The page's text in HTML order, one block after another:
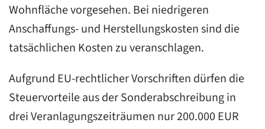
Wohnfläche vorgesehen. Bei niedrigeren
Anschaffungs- und Herstellungskosten sind die
tatsächlichen Kosten zu veranschlagen.
Aufgrund EU-rechtlicher Vorschriften dürfen die
Steuervorteile aus der Sonderabschreibung in
drei Veranlagungszeiträumen nur 200.000 EUR